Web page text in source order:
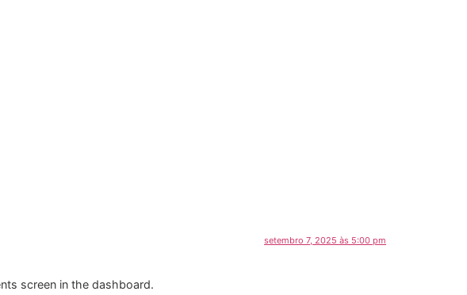
setembro 7, 2025 às 5:00 pm
screen in the dashboard.